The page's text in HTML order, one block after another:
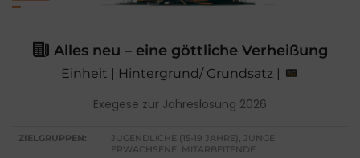
Alles neu – eine göttliche Verheißung
Einheit | Hintergrund/ Grundsatz |
Exegese zur Jahreslosung 2026
ZIELGRUPPEN:
JUGENDLICHE (15-19 JAHRE), JUNGE
ERWACHSENE, MITARBEITENDE